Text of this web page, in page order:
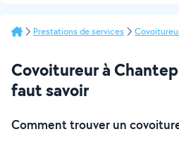
Prestations de services
Covoitureur à
faut savoir
Comment trouver un